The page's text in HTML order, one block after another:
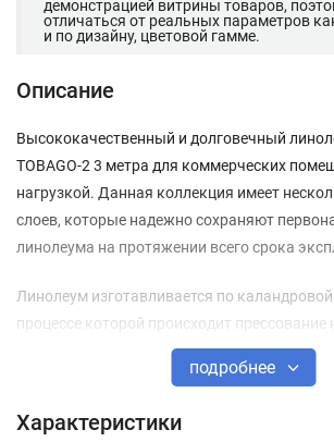
демонстрацией витрины товаров,
отличаться от реальных параметров
и по дизайну, цветовой гамме.
Описание
Высококачественный и долговечный
TOBAGO-2 3 метра для коммерческих
нагрузкой. Данная коллекция имеет
слоев, которые надежно сохраняют
линолеума на протяжении всего срока
Линолеум изготавливается по каландровой
процессе которой происходит прессование
покрытия, за счет чего увеличивается его
долговечность. Акцент Про отвечает всем
использовать его в медицинский и детских
подробнее
Характеристики